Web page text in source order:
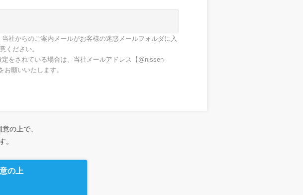
社からのご案内メールがお客様の迷惑メールフォルダに入
ください。
をされている場合は、当社メールアドレス【@nissen-
願いいたします。
の上で、
。
の上